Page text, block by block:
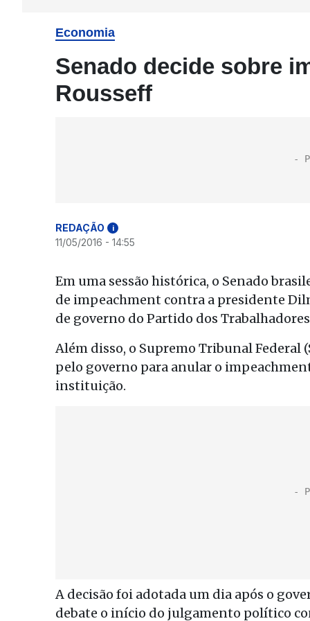
Economia
Senado decide sobre
Rousseff
REDAÇÃO i
11/05/2016 - 14:55
Em uma sessão histórica, o Senado
de impeachment contra a presidente
de governo do Partido dos
Além disso, o Supremo Tribunal Federal
pelo governo para anular o
instituição.
A decisão foi adotada um dia após o
debate o início do julgamento político